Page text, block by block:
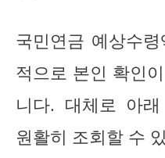
국민연금 예상수
적으로 본인 확인
니다. 대체로 아
원활히 조회할 수